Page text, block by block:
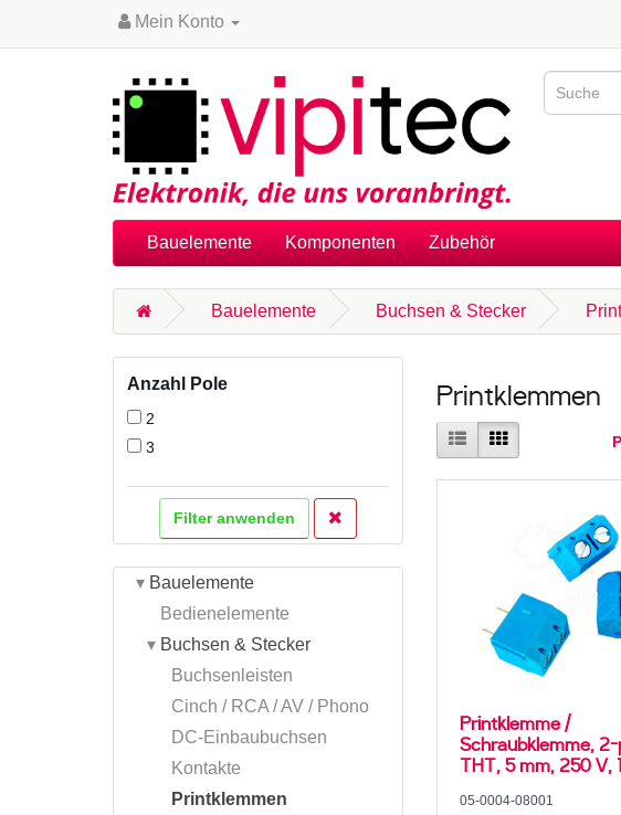
Mein Konto
Bauelemente Komponenten Zubehör
Bauelemente Buchsen & Stecker
Anzahl Pole
2
3
Filter anwenden
▾ Bauelemente
Bedienelemente
▾ Buchsen & Stecker
Buchsenleisten
Cinch / RCA / AV / Phono
DC-Einbaubuchsen
Kontakte
Printklemmen
Printklemmen
Printklemme /
Schraubklemme, 2-
THT, 5 mm, 250 V,
05-0004-08001